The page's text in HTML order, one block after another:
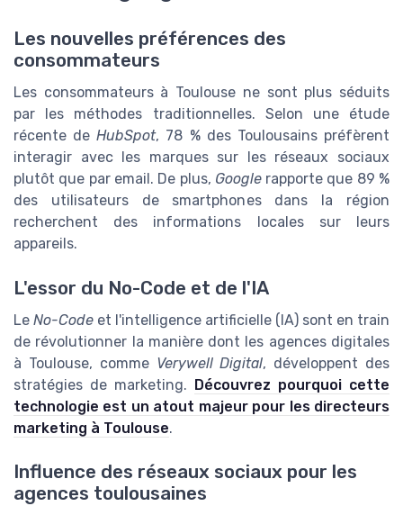
Les nouvelles préférences des
consommateurs
Les consommateurs à Toulouse ne sont plus séduits
par les méthodes traditionnelles. Selon une étude
récente deHubSpot, 78 % des Toulousains préfèrent
interagir avec les marques sur les réseaux sociaux
plutôt que par email. De plus, Googlerapporte que 89 %
des utilisateurs de smartphones dans la région
recherchent des informations locales sur leurs
appareils.
L'essor du No-Code et de l'IA
Le No-Code et l'intelligence artificielle (IA) sont en train
de révolutionner la manière dont les agences digitales
à Toulouse, comme Verywell Digital, développent des
stratégies de marketing. Découvrez pourquoi cette
technologie est un atout majeur pour les directeurs
marketing à Toulouse.
Influence des réseaux sociaux pour les
agences toulousaines